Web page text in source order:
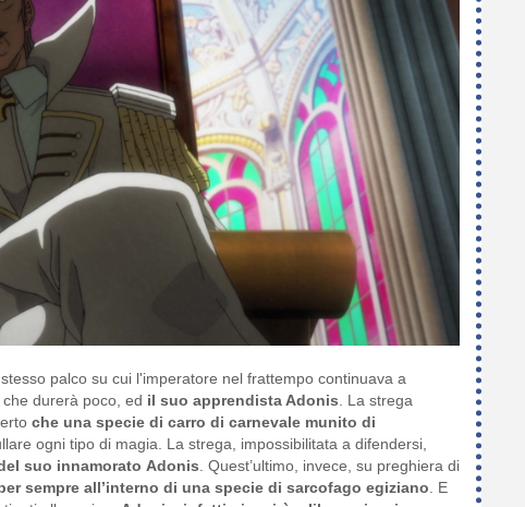
palco su cui l'imperatore nel frattempo continuava a
, che durerà poco, ed il suo apprendista Adonis . La strega
che una specie di carro di carnevale munito di
ogni tipo di magia. La strega, impossibilitata a difendersi,
suo innamorato Adonis . Quest’ultimo, invece, su preghiera di
sempre all’interno di una specie di sarcofago egiziano . E